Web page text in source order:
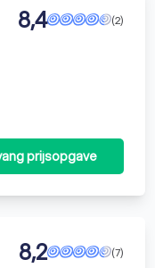
(2)
8,4
prijsopgave
(7)
8,2